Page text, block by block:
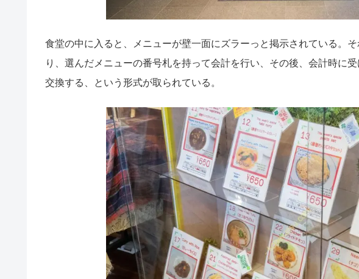
食堂の中に入ると、メニューが壁一面にズラーっと掲示されている。
り、選んだメニューの番号札を持って会計を行い、その後、会計時に
交換する、という形式が取られている。